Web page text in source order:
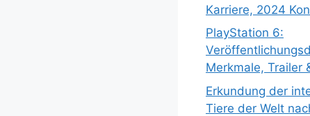
Karriere, 2024
PlayStation 6:
Merkmale, Trailer
Erkundung der
Tiere der Welt